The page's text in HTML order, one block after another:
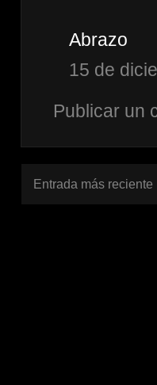
Abrazo
15 de
Publicar un
Entrada más reciente